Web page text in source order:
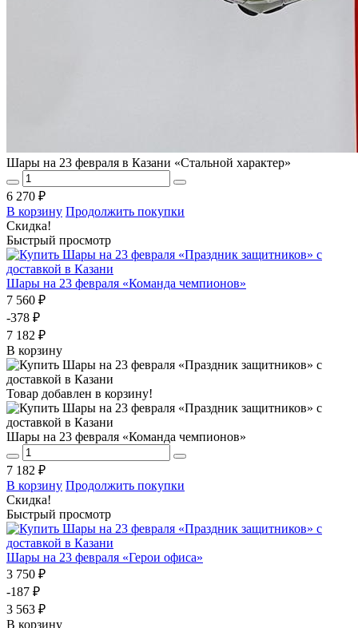
Шары на 23 февраля в Казани «Стальной характер»
6 270 ₽
В корзину Продолжить покупки
Скидка!
Быстрый просмотр
Шары на 23 февраля «Команда чемпионов»
7 560 ₽
-378 ₽
7 182 ₽
В корзину
Товар добавлен в корзину!
Шары на 23 февраля «Команда чемпионов»
7 182 ₽
В корзину Продолжить покупки
Скидка!
Быстрый просмотр
Шары на 23 февраля «Герои офиса»
3 750 ₽
-187 ₽
3 563 ₽
В корзину